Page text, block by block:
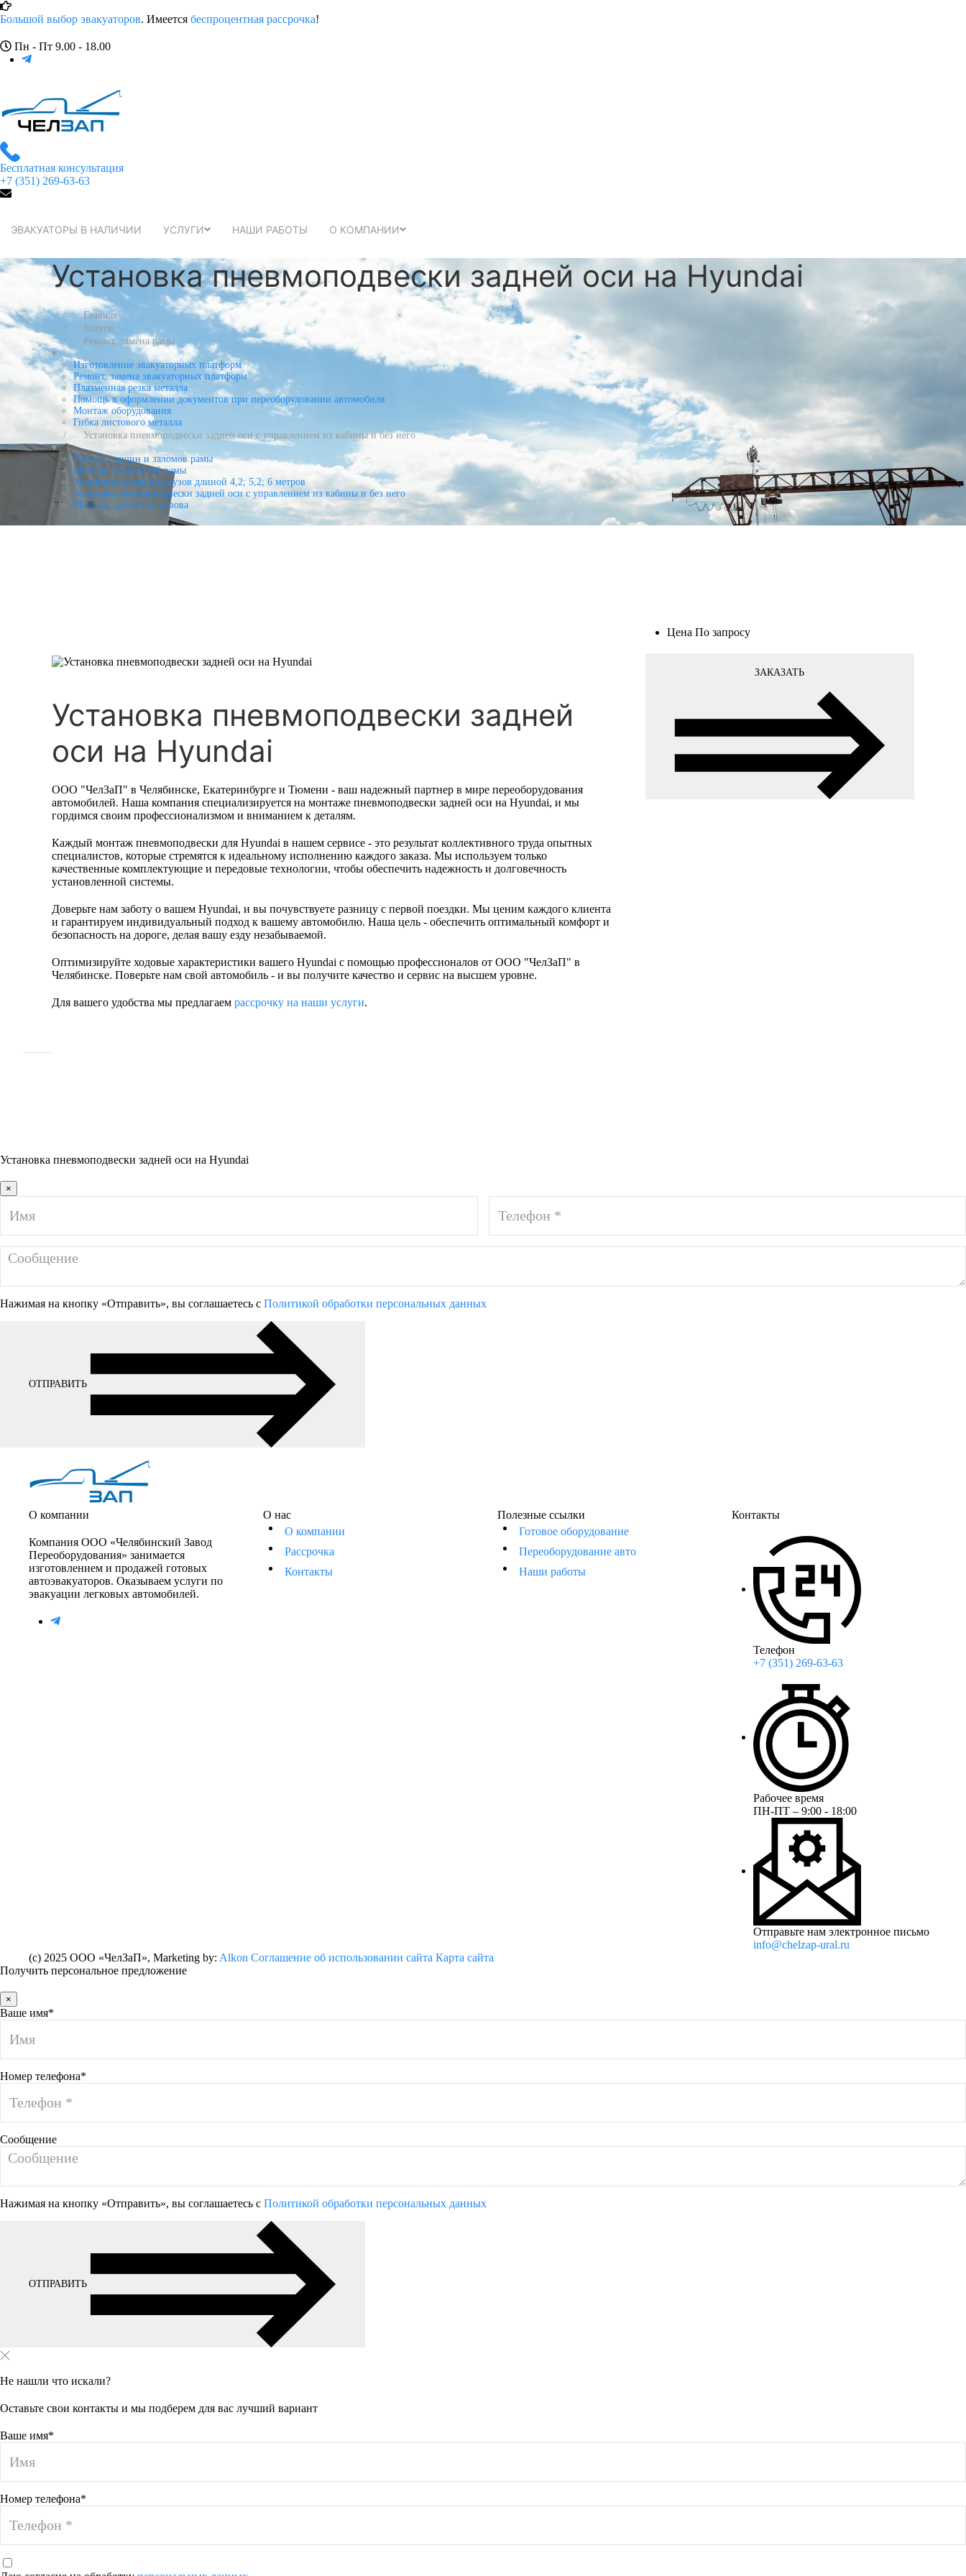
Большой выбор эвакуаторов. Имеется беспроцентная рассрочка!
Пн - Пт 9.00 - 18.00
Бесплатная консультация
+7 (351) 269-63-63
ЭВАКУАТОРЫ В НАЛИЧИИ УСЛУГИ НАШИ РАБОТЫ О КОМПАНИИ
Установка пневмоподвески задней оси на Hyundai
Главная
Услуги
Ремонт, замена рамы
▾
Изготовление эвакуаторных платформ
Ремонт, замена эвакуаторных платформ
Плазменная резка металла
Помощь в оформлении документов при переоборудовании автомобиля
Монтаж оборудования
Гибка листового металла
Установка пневмоподвески задней оси с управлением из кабины и без него
▾
Ремонт трещин и заломов рамы
Монтаж усилителей рамы
Удлинение рамы под кузов длиной 4,2; 5,2; 6 метров
Установка пневмоподвески задней оси с управлением из кабины и без него
Монтаж, демонтаж кузова
Установка пневмоподвески задней
оси на Hyundai
ООО "ЧелЗаП" в Челябинске, Екатеринбурге и Тюмени - ваш надежный партнер в мире переоборудования
автомобилей. Наша компания специализируется на монтаже пневмоподвески задней оси на Hyundai, и мы
гордимся своим профессионализмом и вниманием к деталям.
Каждый монтаж пневмоподвески для Hyundai в нашем сервисе - это результат коллективного труда опытных
специалистов, которые стремятся к идеальному исполнению каждого заказа. Мы используем только
качественные комплектующие и передовые технологии, чтобы обеспечить надежность и долговечность
установленной системы.
Доверьте нам заботу о вашем Hyundai, и вы почувствуете разницу с первой поездки. Мы ценим каждого клиента
и гарантируем индивидуальный подход к вашему автомобилю. Наша цель - обеспечить оптимальный комфорт и
безопасность на дороге, делая вашу езду незабываемой.
Оптимизируйте ходовые характеристики вашего Hyundai с помощью профессионалов от ООО "ЧелЗаП" в
Челябинске. Поверьте нам свой автомобиль - и вы получите качество и сервис на высшем уровне.
Для вашего удобства мы предлагаем рассрочку на наши услуги.
Цена По запросу
ЗАКАЗАТЬ
Установка пневмоподвески задней оси на Hyundai
×
Нажимая на кнопку «Отправить», вы соглашаетесь с Политикой обработки персональных данных
ОТПРАВИТЬ
О компании
Компания ООО «Челябинский Завод
Переоборудования» занимается
изготовлением и продажей готовых
автоэвакуаторов. Оказываем услуги по
эвакуации легковых автомобилей.
Контакты
Телефон
+7 (351) 269-63-63
Рабочее время
ПН-ПТ – 9:00 - 18:00
Отправьте нам электронное письмо
info@chelzap-ural.ru
О нас
О компании
Рассрочка
Контакты
Полезные ссылки
Готовое оборудование
Переоборудование авто
Наши работы
(c) 2025 ООО «ЧелЗаП», Marketing by: Alkon Соглашение об использовании сайта Карта сайта
Получить персональное предложение
×
Ваше имя*
Номер телефона*
Сообщение
Нажимая на кнопку «Отправить», вы соглашаетесь с Политикой обработки персональных данных
ОТПРАВИТЬ
Не нашли что искали?
Оставьте свои контакты и мы подберем для вас лучший вариант
Ваше имя*
Номер телефона*